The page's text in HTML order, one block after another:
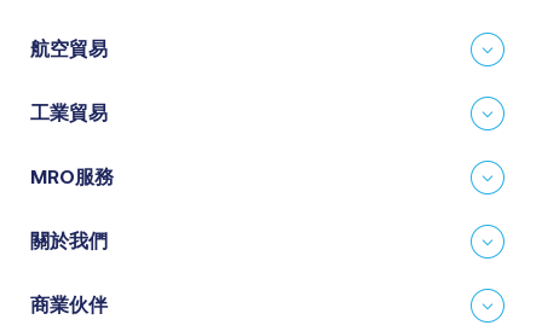
航空貿易
工業貿易
MRO服務
關於我們
商業伙伴